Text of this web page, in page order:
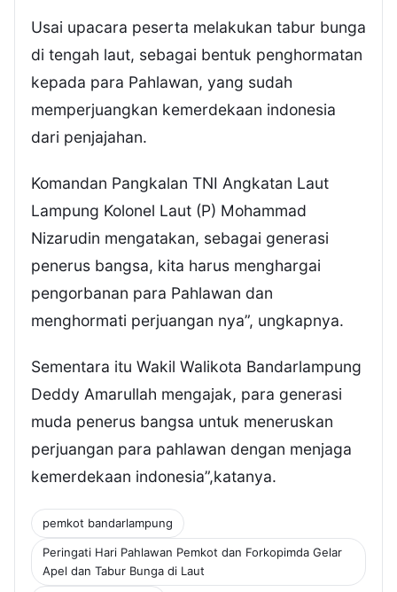
Usai upacara peserta melakukan tabur bunga
di tengah laut, sebagai bentuk penghormatan
kepada para Pahlawan, yang sudah
memperjuangkan kemerdekaan indonesia
dari penjajahan.
Komandan Pangkalan TNI Angkatan Laut
Lampung Kolonel Laut (P) Mohammad
Nizarudin mengatakan, sebagai generasi
penerus bangsa, kita harus menghargai
pengorbanan para Pahlawan dan
menghormati perjuangan nya”, ungkapnya.
Sementara itu Wakil Walikota Bandarlampung
Deddy Amarullah mengajak, para generasi
muda penerus bangsa untuk meneruskan
perjuangan para pahlawan dengan menjaga
kemerdekaan indonesia”,katanya.
pemkot bandarlampung
Peringati Hari Pahlawan Pemkot dan Forkopimda Gelar
Apel dan Tabur Bunga di Laut